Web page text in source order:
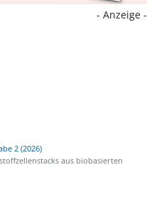
- Anzeige -
2 (2026)
aus biobasierten